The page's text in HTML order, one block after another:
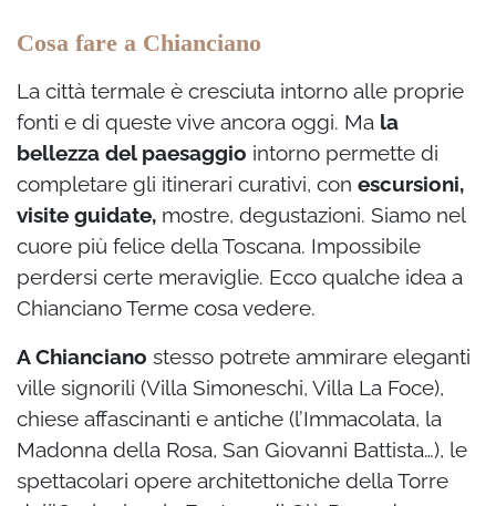
Cosa fare a Chianciano
La città termale è cresciuta intorno alle proprie
fonti e di queste vive ancora oggi. Ma la
bellezza del paesaggio intorno permette di
completare gli itinerari curativi, con escursioni,
visite guidate, mostre, degustazioni. Siamo nel
cuore più felice della Toscana. Impossibile
perdersi certe meraviglie. Ecco qualche idea a
Chianciano Terme cosa vedere.
A Chianciano stesso potrete ammirare eleganti
ville signorili (Villa Simoneschi, Villa La Foce),
chiese affascinanti e antiche (l’Immacolata, la
Madonna della Rosa, San Giovanni Battista…), le
spettacolari opere architettoniche della Torre